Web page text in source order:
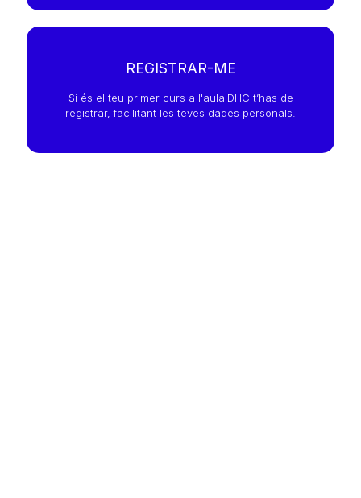
REGISTRAR-ME
Si és el teu primer curs a l'aulaIDHC t’has de
registrar, facilitant les teves dades personals.